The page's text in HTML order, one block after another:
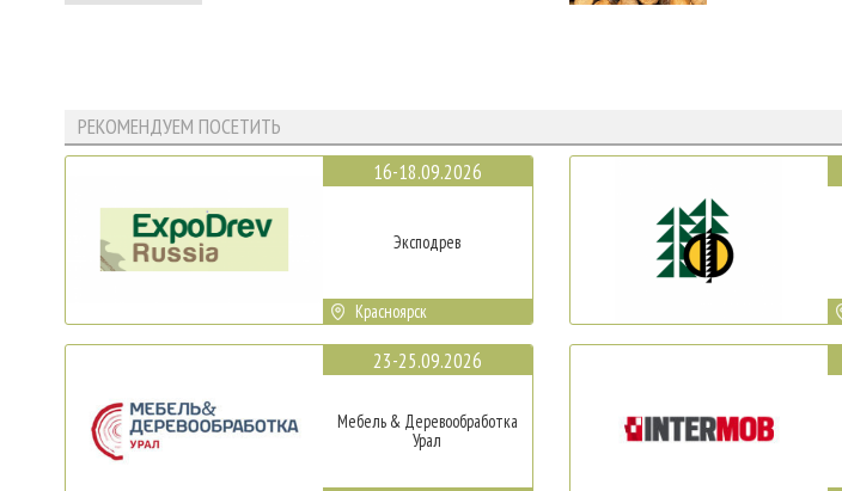
РЕКОМЕНДУЕМ ПОСЕТИТЬ
16-18.09.2026
Эксподрев
Красноярск
23-25.09.2026
Мебель & Деревообработка
Урал